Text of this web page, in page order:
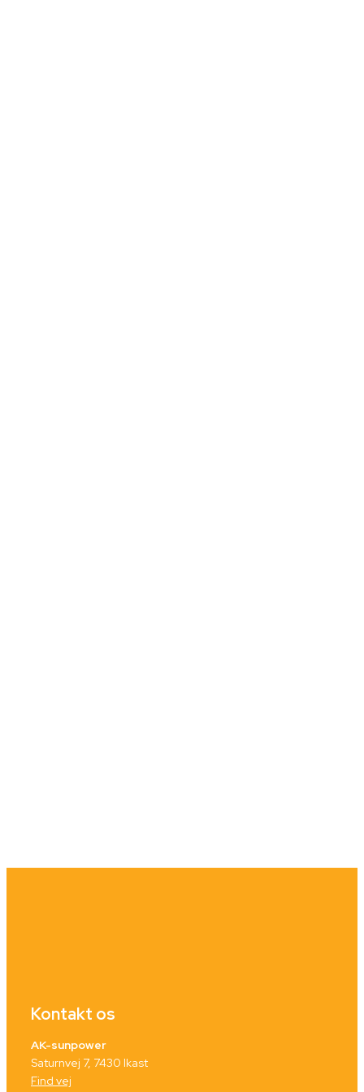
Kontakt os
AK-sunpower
Saturnvej 7, 7430 Ikast
Find vej